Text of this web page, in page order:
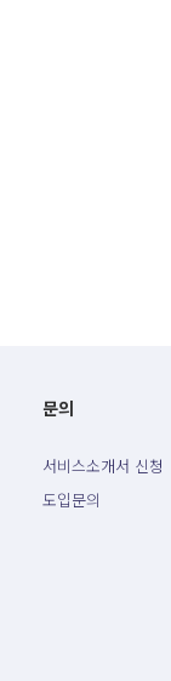
문의
서비스소개서 신청
도입문의